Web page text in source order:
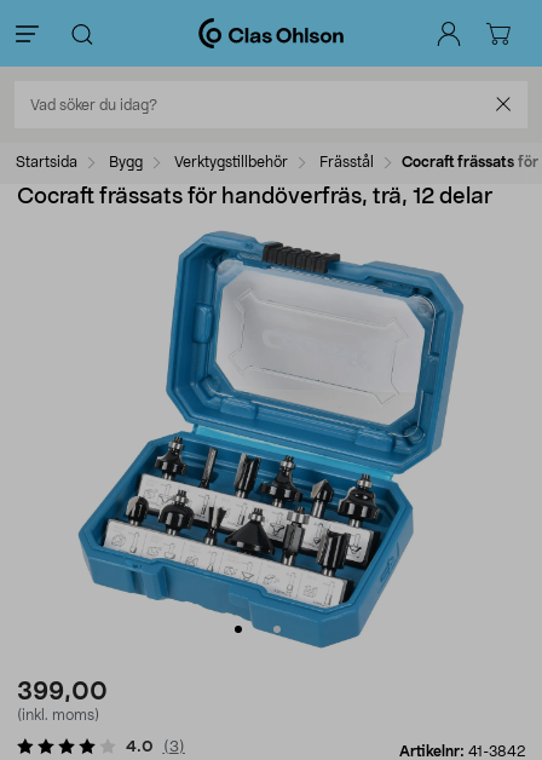
Startsida Bygg Verktygstillbehör Frässtål Cocraft frässats för
Cocraft frässats för handöverfräs, trä, 12 delar
399,00
(inkl. moms)
Artikelnr: 41-3842
4.0 (3)